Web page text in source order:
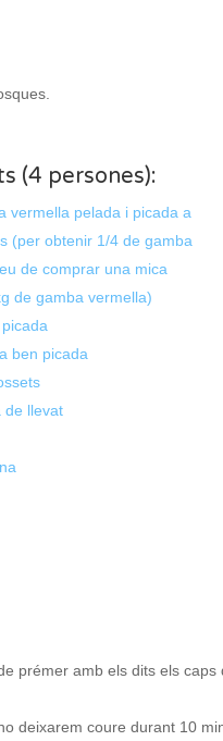
(4 persones):
vermella pelada i picada a
(per obtenir 1/4 de gamba
de comprar una mica
de gamba vermella)
ben picada
de llevat
prémer amb els dits els
deixarem coure durant 10